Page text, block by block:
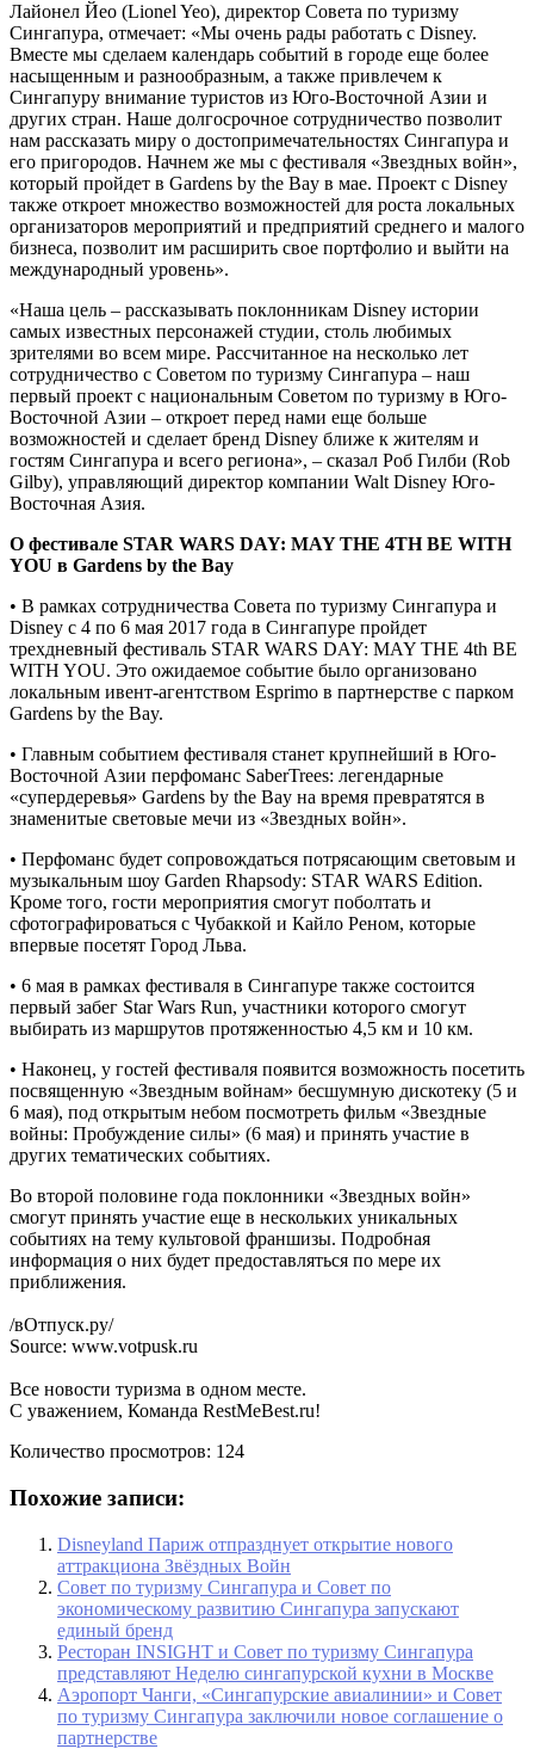
Лайонел Йео (Lionel Yeo), директор Совета по туризму
Сингапура, отмечает: «Мы очень рады работать с Disney.
Вместе мы сделаем календарь событий в городе еще более
насыщенным и разнообразным, а также привлечем к
Сингапуру внимание туристов из Юго-Восточной Азии и
других стран. Наше долгосрочное сотрудничество позволит
нам рассказать миру о достопримечательностях Сингапура и
его пригородов. Начнем же мы с фестиваля «Звездных войн»,
который пройдет в Gardens by the Bay в мае. Проект с Disney
также откроет множество возможностей для роста локальных
организаторов мероприятий и предприятий среднего и малого
бизнеса, позволит им расширить свое портфолио и выйти на
международный уровень».
«Наша цель – рассказывать поклонникам Disney истории
самых известных персонажей студии, столь любимых
зрителями во всем мире. Рассчитанное на несколько лет
сотрудничество с Советом по туризму Сингапура – наш
первый проект с национальным Советом по туризму в Юго-
Восточной Азии – откроет перед нами еще больше
возможностей и сделает бренд Disney ближе к жителям и
гостям Сингапура и всего региона», – сказал Роб Гилби (Rob
Gilby), управляющий директор компании Walt Disney Юго-
Восточная Азия.
О фестивале STAR WARS DAY: MAY THE 4TH BE WITH
YOU в Gardens by the Bay
• В рамках сотрудничества Совета по туризму Сингапура и
Disney с 4 по 6 мая 2017 года в Сингапуре пройдет
трехдневный фестиваль STAR WARS DAY: MAY THE 4th BE
WITH YOU. Это ожидаемое событие было организовано
локальным ивент-агентством Esprimo в партнерстве с парком
Gardens by the Bay.
• Главным событием фестиваля станет крупнейший в Юго-
Восточной Азии перфоманс SaberTrees: легендарные
«супердеревья» Gardens by the Bay на время превратятся в
знаменитые световые мечи из «Звездных войн».
• Перфоманс будет сопровождаться потрясающим световым и
музыкальным шоу Garden Rhapsody: STAR WARS Edition.
Кроме того, гости мероприятия смогут поболтать и
сфотографироваться с Чубаккой и Кайло Реном, которые
впервые посетят Город Льва.
• 6 мая в рамках фестиваля в Сингапуре также состоится
первый забег Star Wars Run, участники которого смогут
выбирать из маршрутов протяженностью 4,5 км и 10 км.
• Наконец, у гостей фестиваля появится возможность посетить
посвященную «Звездным войнам» бесшумную дискотеку (5 и
6 мая), под открытым небом посмотреть фильм «Звездные
войны: Пробуждение силы» (6 мая) и принять участие в
других тематических событиях.
Во второй половине года поклонники «Звездных войн»
смогут принять участие еще в нескольких уникальных
событиях на тему культовой франшизы. Подробная
информация о них будет предоставляться по мере их
приближения.
/вОтпуск.ру/
Source: www.votpusk.ru
Все новости туризма в одном месте.
С уважением, Команда RestMeBest.ru!
Количество просмотров: 124
Похожие записи:
Disneyland Париж отпразднует открытие нового
аттракциона Звёздных Войн
Совет по туризму Сингапура и Совет по
экономическому развитию Сингапура запускают
единый бренд
Ресторан INSIGHT и Совет по туризму Сингапура
представляют Неделю сингапурской кухни в Москве
Аэропорт Чанги, «Сингапурские авиалинии» и Совет
по туризму Сингапура заключили новое соглашение о
партнерстве